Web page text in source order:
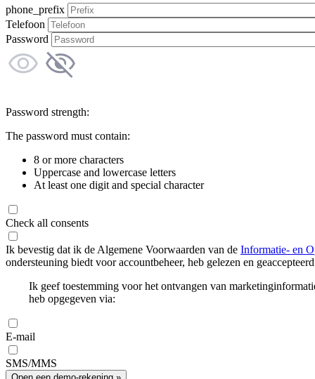
phone_prefix
Telefoon
Password
Password strength:
The password must contain:
8 or more characters
Uppercase and lowercase letters
At least one digit and special character
Check all consents
Ik bevestig dat ik de Algemene Voorwaarden van de Informatie- en
ondersteuning biedt voor accountbeheer, heb gelezen en
Ik geef toestemming voor het ontvangen van
heb opgegeven via:
E-mail
SMS/MMS